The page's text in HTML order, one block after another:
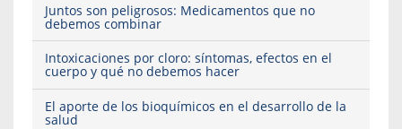
Juntos son peligrosos: Medicamentos que no
debemos combinar
Intoxicaciones por cloro: síntomas, efectos en el
cuerpo y qué no debemos hacer
El aporte de los bioquímicos en el desarrollo de la
salud